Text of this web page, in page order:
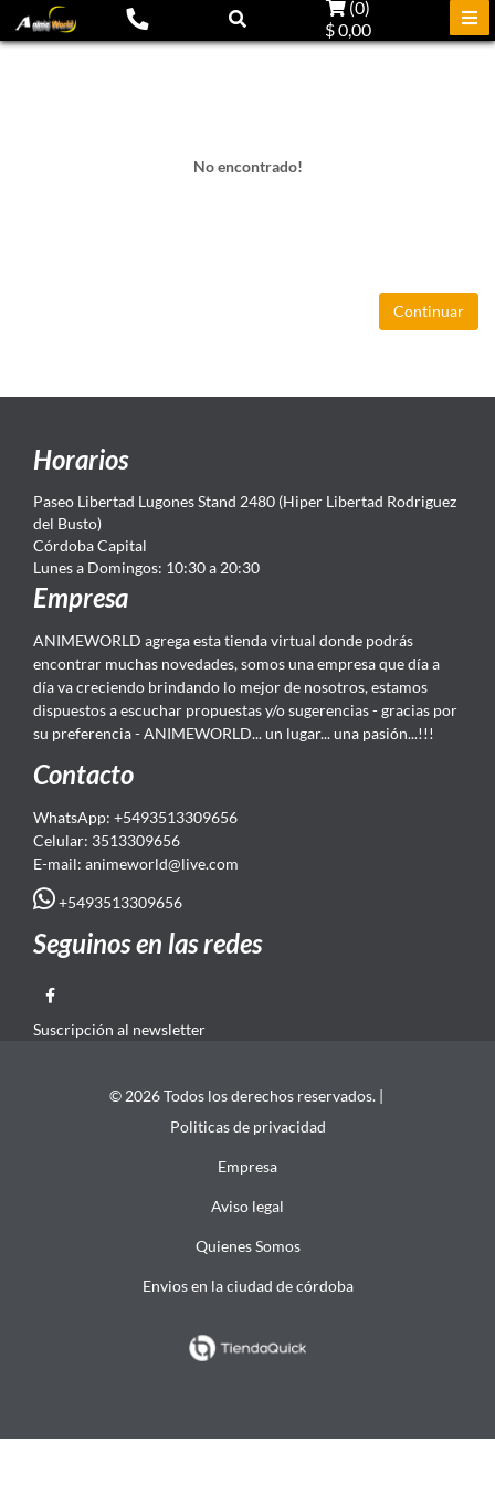
(0)
$ 0,00
No encontrado!
Continuar
Horarios
Paseo Libertad Lugones Stand 2480 (Hiper Libertad Rodriguez
del Busto)
Córdoba Capital
Lunes a Domingos: 10:30 a 20:30
Empresa
ANIMEWORLD agrega esta tienda virtual donde podrás
encontrar muchas novedades, somos una empresa que día a
día va creciendo brindando lo mejor de nosotros, estamos
dispuestos a escuchar propuestas y/o sugerencias - gracias por
su preferencia - ANIMEWORLD... un lugar... una pasión...!!!
Contacto
WhatsApp: +5493513309656
Celular: 3513309656
E-mail: animeworld@live.com
+5493513309656
Seguinos en las redes
Suscripción al newsletter
© 2026 Todos los derechos reservados. |
Politicas de privacidad
Empresa
Aviso legal
Quienes Somos
Envios en la ciudad de córdoba